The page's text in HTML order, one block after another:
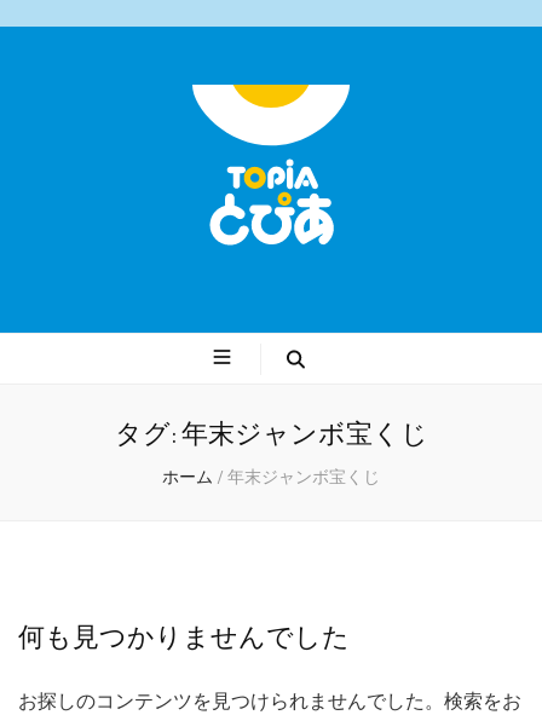
タグ:年末ジャンボ宝くじ
ホーム / 年末ジャンボ宝くじ
何も見つかりませんでした
お探しのコンテンツを見つけられませんでした。検索をお